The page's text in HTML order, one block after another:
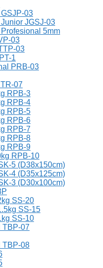
03
JGSJ-03
5mm
03
03
1
PRB-03
07
RPB-3
RPB-4
RPB-5
RPB-6
RPB-7
RPB-8
RPB-9
RPB-10
5 (D38x150cm)
4 (D35x125cm)
3 (D30x100cm)
SS-20
SS-15
SS-10
TBP-07
TBP-08